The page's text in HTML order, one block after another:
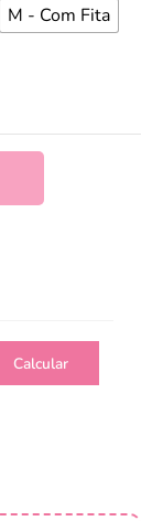
M - Com Fita